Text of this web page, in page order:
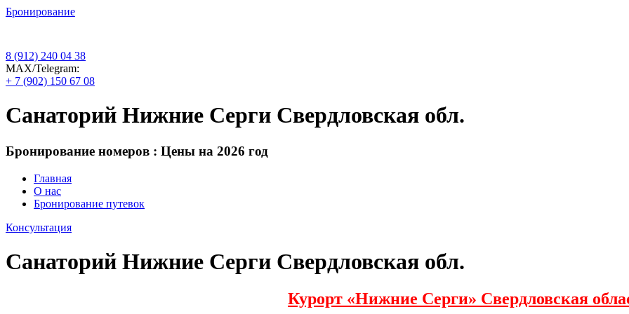
Бронирование
8 (912) 240 04 38
МАХ/Telegram:
+ 7 (902) 150 67 08
Санаторий Нижние Серги Свердловская обл.
Бронирование номеров : Цены на 2026 год
Главная
О нас
Бронирование путевок
Консультация
Санаторий Нижние Серги Свердловская обл.
Курорт «Нижние Серги» Свердловская